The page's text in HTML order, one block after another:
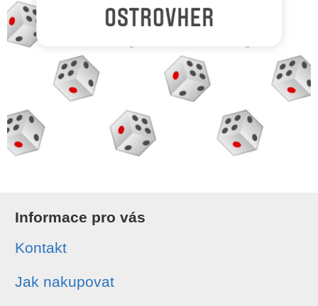
Informace pro vás
Kontakt
Jak nakupovat